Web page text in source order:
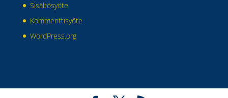
Sisältösyöte
Kommenttisyöte
WordPress.org